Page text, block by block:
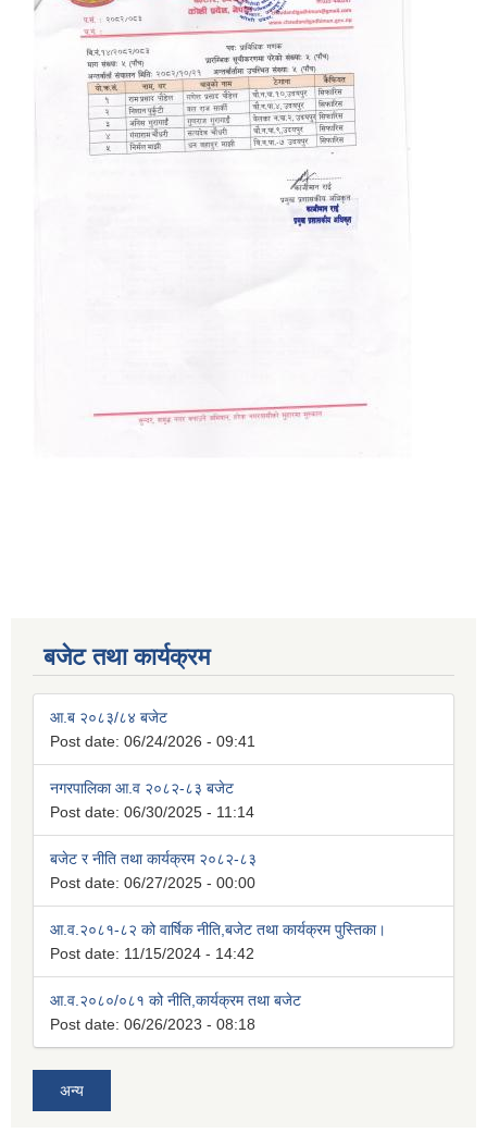
बजेट तथा कार्यक्रम
आ.ब २०८३/८४ बजेट
Post date: 06/24/2026 - 09:41
नगरपालिका आ.व २०८२-८३ बजेट
Post date: 06/30/2025 - 11:14
बजेट र नीति तथा कार्यक्रम २०८२-८३
Post date: 06/27/2025 - 00:00
आ.व.२०८१-८२ को वार्षिक नीति,बजेट तथा कार्यक्रम पुस्तिका।
Post date: 11/15/2024 - 14:42
आ.व.२०८०/०८१ को नीति,कार्यक्रम तथा बजेट
Post date: 06/26/2023 - 08:18
अन्य